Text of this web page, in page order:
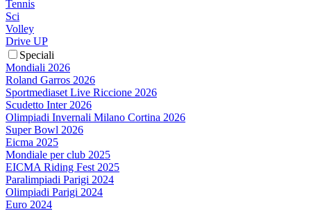
Tennis
Sci
Volley
Drive UP
Speciali
Mondiali 2026
Roland Garros 2026
Sportmediaset Live Riccione 2026
Scudetto Inter 2026
Olimpiadi Invernali Milano Cortina 2026
Super Bowl 2026
Eicma 2025
Mondiale per club 2025
EICMA Riding Fest 2025
Paralimpiadi Parigi 2024
Olimpiadi Parigi 2024
Euro 2024